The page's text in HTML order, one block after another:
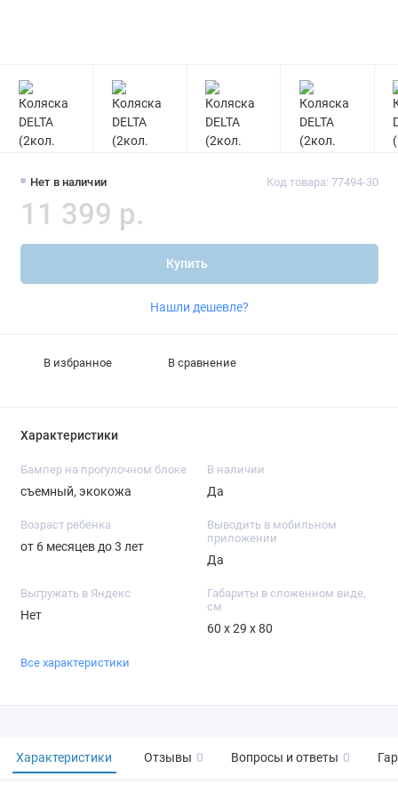
Нет в наличии Код товара: 77494-30
11 399 р.
Купить
Нашли дешевле?
В избранное В сравнение
Характеристики
Бампер на прогулочном блоке
съемный, экокожа
В наличии
Да
Возраст ребенка
от 6 месяцев до 3 лет
Выводить в мобильном
приложении
Да
Выгружать в Яндекс
Нет
Габариты в сложенном виде,
см
60 х 29 х 80
Все характеристики
Характеристики Отзывы 0 Вопросы и ответы 0